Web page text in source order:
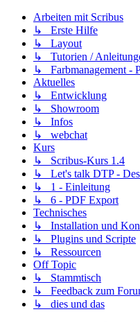
Arbeiten mit Scribus
↳ Erste Hilfe
↳ Layout
↳ Tutorien /
↳ Farbmanagement -
Aktuelles
↳ Entwicklung
↳ Showroom
↳ Infos
↳ webchat
Kurs
↳ Scribus-Kurs 1.4
↳ Let's talk DTP -
↳ 1 - Einleitung
↳ 6 - PDF Export
Technisches
↳ Installation und
↳ Plugins und Scripte
↳ Ressourcen
Off Topic
↳ Stammtisch
↳ Feedback zum
↳ dies und das